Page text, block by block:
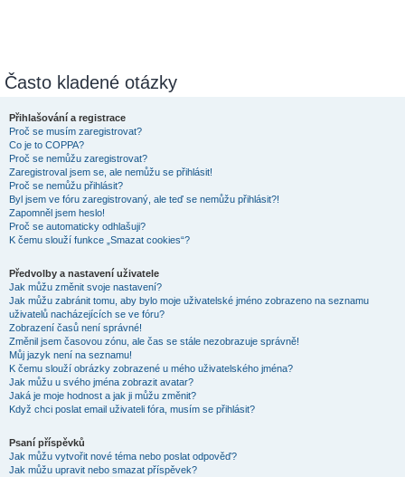
Často kladené otázky
Přihlašování a registrace
Proč se musím zaregistrovat?
Co je to COPPA?
Proč se nemůžu zaregistrovat?
Zaregistroval jsem se, ale nemůžu se přihlásit!
Proč se nemůžu přihlásit?
Byl jsem ve fóru zaregistrovaný, ale teď se nemůžu přihlásit?!
Zapomněl jsem heslo!
Proč se automaticky odhlašuji?
K čemu slouží funkce „Smazat cookies“?
Předvolby a nastavení uživatele
Jak můžu změnit svoje nastavení?
Jak můžu zabránit tomu, aby bylo moje uživatelské jméno zobrazeno na seznamu
uživatelů nacházejících se ve fóru?
Zobrazení časů není správné!
Změnil jsem časovou zónu, ale čas se stále nezobrazuje správně!
Můj jazyk není na seznamu!
K čemu slouží obrázky zobrazené u mého uživatelského jména?
Jak můžu u svého jména zobrazit avatar?
Jaká je moje hodnost a jak ji můžu změnit?
Když chci poslat email uživateli fóra, musím se přihlásit?
Psaní příspěvků
Jak můžu vytvořit nové téma nebo poslat odpověď?
Jak můžu upravit nebo smazat příspěvek?